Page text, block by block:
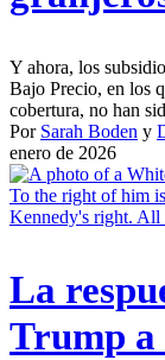
Y ahora, los
Bajo Precio, en los
cobertura, no han
Por Sarah Boden y
enero de 2026
La
Trump a